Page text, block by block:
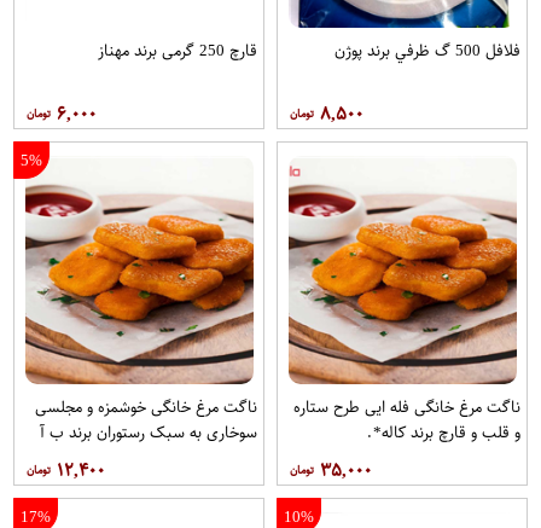
فلافل 500 گ ظرفي برند پوژن
۸,۵۰۰
قارچ 250 گرمی برند مهناز
۶,۰۰۰
ناگت مرغ خانگی فله ایی طرح ستاره
و قلب و قارچ برند کاله*.
۳۵,۰۰۰
5%
ناگت مرغ خانگی خوشمزه و مجلسی
سوخاری به سبک رستوران برند ب آ
۱۲,۴۰۰
10%
17%